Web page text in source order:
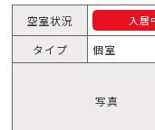
空室状況 入居
タイプ
個室
写真